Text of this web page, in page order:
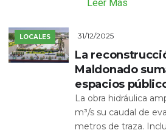
Leer Más
LOCALES 31/12/2025
La
Maldonado
espacios
La obra hidráulica
m³/s su caudal de
metros de traza.